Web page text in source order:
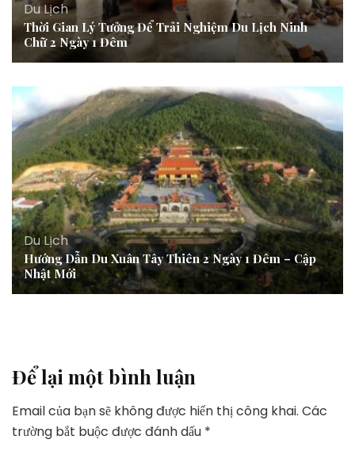
Du Lịch
Thời Gian Lý Tưởng Để Trải Nghiệm Du Lịch Ninh
Chữ 2 Ngày 1 Đêm
Du Lịch
Hướng Dẫn Du Xuân Tây Thiên 2 Ngày 1 Đêm – Cập
Nhật Mới
Để lại một bình luận
Email của bạn sẽ không được hiển thị công khai. Các
trường bắt buộc được đánh dấu *